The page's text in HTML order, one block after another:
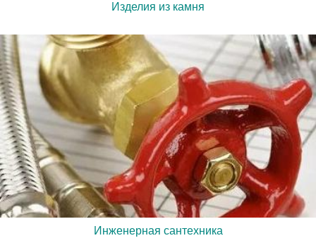
Изделия из камня
Инженерная сантехника